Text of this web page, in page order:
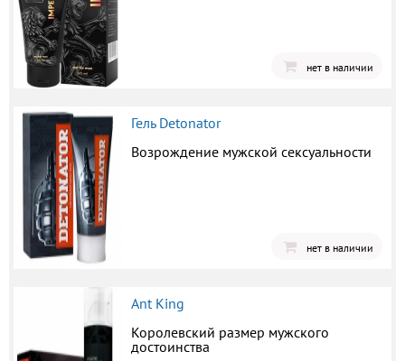
нет в наличии
Гель Detonator
Возрождение мужской сексуальности
нет в наличии
Ant King
Королевский размер мужского
достоинства